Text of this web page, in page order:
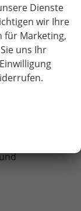
[USB-C-
mit
von
Display
Dienste
wir Ihre
für Marketing,
uns Ihr